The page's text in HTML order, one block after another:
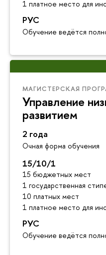
1 платное место для
РУС
Обучение ведётся
МАГИСТЕРСКАЯ
Управление
развитием
2 года
Очная форма обучения
15/10/1
15 бюджетных мест
1 государственная
10 платных мест
1 платное место для
РУС
Обучение ведётся